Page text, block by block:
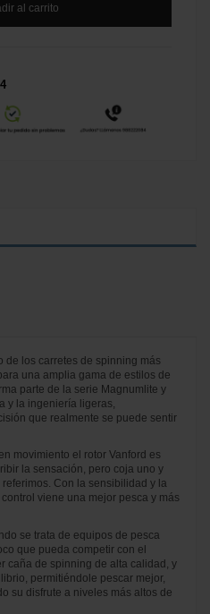
al carrito
de los carretes de spinning más
una amplia gama de estilos de
parte de la serie Magnumlite y
y la ingeniería ligeras,
que realmente se puede sentir
movimiento el rotor Vanford es
la sensación, pero coja uno y
Con la sensibilidad y la
viene una mejor pesca y más
se trata de equipos de pesca
que pueda competir con el
caña de spinning de alta calidad, y
permitiéndole pescar mejor,
su disfrute a niveles más altos de